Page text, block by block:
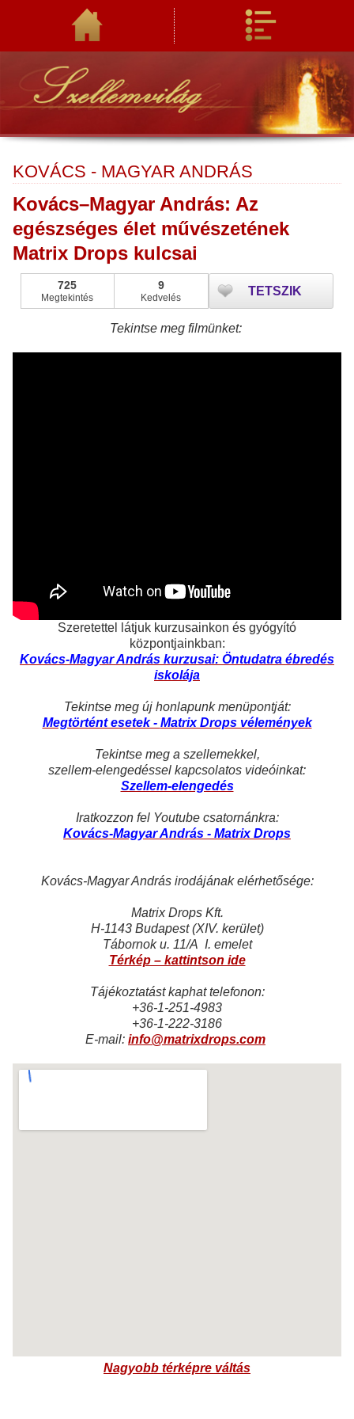
KOVÁCS - MAGYAR ANDRÁS
Kovács–Magyar András: Az
egészséges élet művészetének
Matrix Drops kulcsai
725
Megtekintés
9
Kedvelés TETSZIK
Tekintse meg filmünket:
Szeretettel látjuk kurzusainkon és gyógyító
központjainkban:
Kovács-Magyar András kurzusai: Öntudatra ébredés
iskolája
Tekintse meg új honlapunk menüpontját:
Megtörtént esetek - Matrix Drops vélemények
Tekintse meg a szellemekkel,
szellem-elengedéssel kapcsolatos videóinkat:
Szellem-elengedés
Iratkozzon fel Youtube csatornánkra:
Kovács-Magyar András - Matrix Drops
Kovács-Magyar András irodájának elérhetősége:
Matrix Drops Kft.
H-1143 Budapest (XIV. kerület)
Tábornok u. 11/A I. emelet
Térkép – kattintson ide
Tájékoztatást kaphat telefonon:
+36-1-251-4983
+36-1-222-3186
E-mail: info@matrixdrops.com
Nagyobb térképre váltás